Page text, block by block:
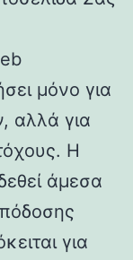
μόνο για
αλλά για
Η
άμεσα
για